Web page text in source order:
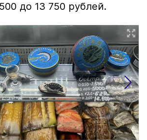
до 13 750 рублей.